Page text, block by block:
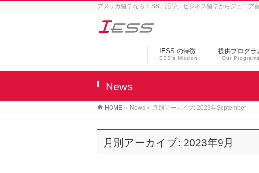
アメリカ留学なら IESS。語学、ビジネス留学からジュニア
IESS の特徴
IESS’s Mission
提供プログラ
Our Programs
News
HOME » News » 月別アーカイブ: 2023年September
月別アーカイブ: 2023年9月